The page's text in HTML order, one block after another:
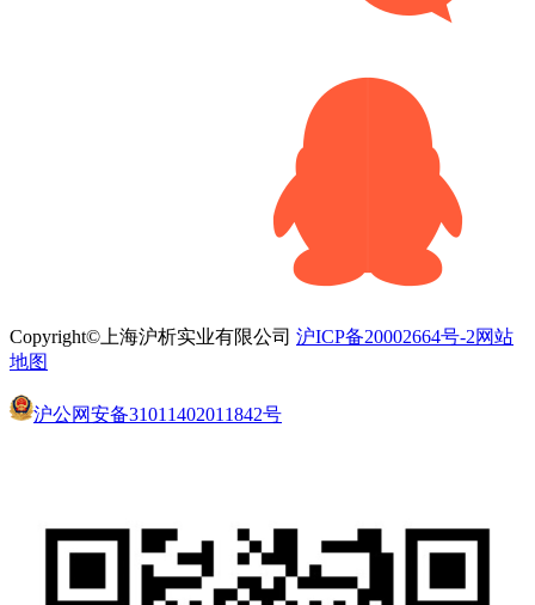
Copyright©上海沪析实业有限公司 沪ICP备20002664号-2网站
地图
沪公网安备31011402011842号